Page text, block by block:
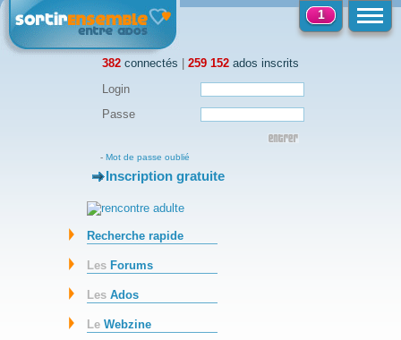
382 connectés | 259 152 ados inscrits
1
Login
Passe
- Mot de passe oublié
-Inscription gratuite
Recherche rapide
Les Forums
LesAdos
LeWebzine